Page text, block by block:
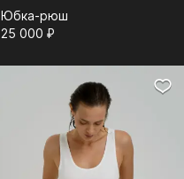
Юбка-рюш
25 000⁠ ⁠₽